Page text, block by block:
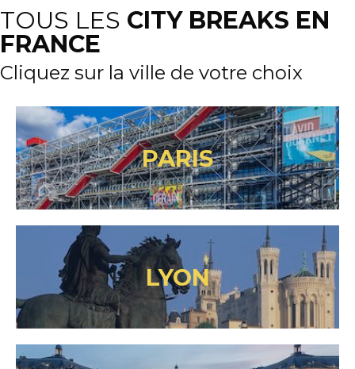
TOUS LES CITY BREAKS EN
FRANCE
Cliquez sur la ville de votre choix
PARIS
LYON